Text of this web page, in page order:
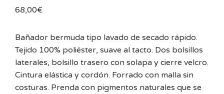
68,00€
Bañador bermuda tipo lavado de secado rápido.
Tejido 100% poliéster, suave al tacto. Dos bolsillos
laterales, bolsillo trasero con solapa y cierre velcro.
Cintura elástica y cordón. Forrado con malla sin
costuras. Prenda con pigmentos naturales que se